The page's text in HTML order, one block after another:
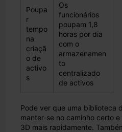
Poupa
r
tempo
na
criaçã
o de
activo
s
Os
funcionários
poupam 1,8
horas por dia
com o
armazenamen
to
centralizado
de activos
Pode ver que uma biblioteca
manter-se no caminho certo
3D mais rapidamente.